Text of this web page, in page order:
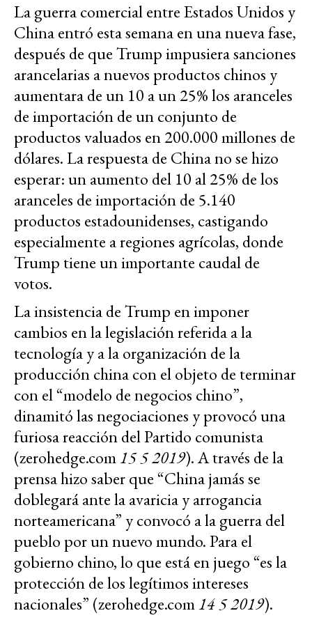
La guerra comercial entre Estados Unidos y
China entró esta semana en una nueva fase,
después de que Trump impusiera sanciones
arancelarias a nuevos productos chinos y
aumentara de un 10 a un 25% los aranceles
de importación de un conjunto de
productos valuados en 200.000 millones de
dólares. La respuesta de China no se hizo
esperar: un aumento del 10 al 25% de los
aranceles de importación de 5.140
productos estadounidenses, castigando
especialmente a regiones agrícolas, donde
Trump tiene un importante caudal de
votos.
La insistencia de Trump en imponer
cambios en la legislación referida a la
tecnología y a la organización de la
producción china con el objeto de terminar
con el “modelo de negocios chino”,
dinamitó las negociaciones y provocó una
furiosa reacción del Partido comunista
(zerohedge.com15 5 2019). A través de la
prensa hizo saber que “China jamás se
doblegará ante la avaricia y arrogancia
norteamericana” y convocó a la guerra del
pueblo por un nuevo mundo. Para el
gobierno chino, lo que está en juego “es la
protección de los legítimos intereses
nacionales” (zerohedge.com14 5 2019).